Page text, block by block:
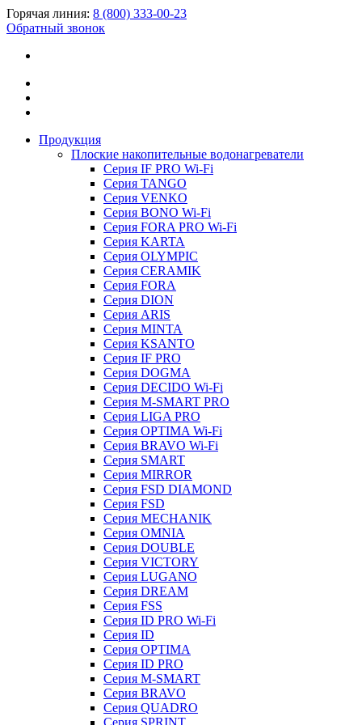
Горячая линия: 8 (800) 333-00-23
Обратный звонок
Продукция
Плоские накопительные водонагреватели
Серия IF PRO Wi-Fi
Серия TANGO
Серия VENKO
Серия BONO Wi-Fi
Серия FORA PRO Wi-Fi
Серия KARTA
Серия OLYMPIC
Серия CERAMIK
Серия FORA
Серия DION
Серия ARIS
Серия MINTA
Серия KSANTO
Серия IF PRO
Серия DOGMA
Серия DECIDO Wi-Fi
Серия M-SMART PRO
Серия LIGA PRO
Серия OPTIMA Wi-Fi
Серия BRAVO Wi-Fi
Серия SMART
Серия MIRROR
Серия FSD DIAMOND
Серия FSD
Серия MECHANIK
Серия OMNIA
Серия DOUBLE
Серия VICTORY
Серия LUGANO
Серия DREAM
Серия FSS
Серия ID PRO Wi-Fi
Серия ID
Серия OPTIMA
Серия ID PRO
Серия M-SMART
Серия BRAVO
Серия QUADRO
Серия SPRINT